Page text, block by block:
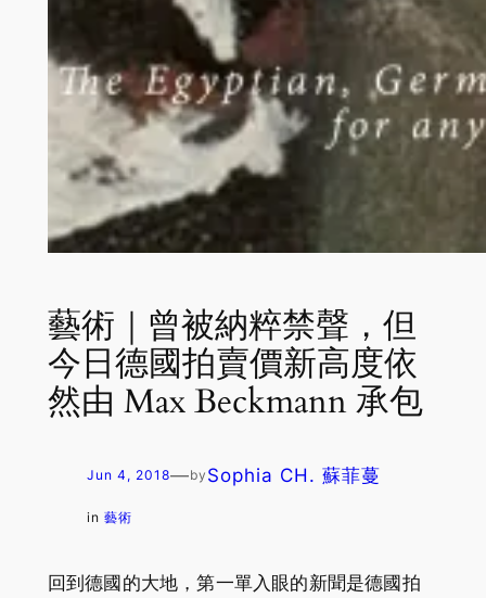
藝術｜曾被納粹禁聲，但
今日德國拍賣價新高度依
然由 Max Beckmann 承包
Jun 4, 2018—by Sophia CH. 蘇菲蔓
in 藝術
回到德國的大地，第一單入眼的新聞是德國拍